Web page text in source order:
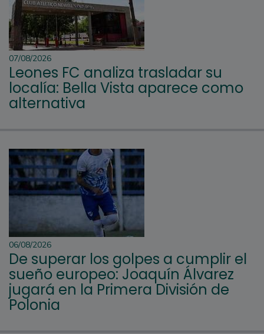
07/08/2026
Leones FC analiza trasladar su
localía: Bella Vista aparece como
alternativa
06/08/2026
De superar los golpes a cumplir el
sueño europeo: Joaquín Álvarez
jugará en la Primera División de
Polonia